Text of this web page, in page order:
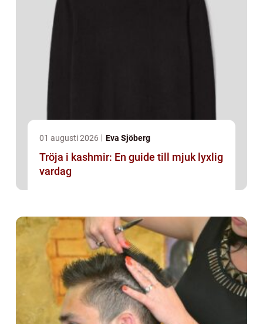
01 augusti 2026 Eva Sjöberg
Tröja i kashmir: En guide till mjuk lyxlig
vardag